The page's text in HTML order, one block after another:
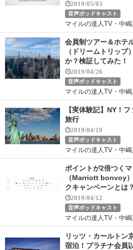
2019/05/03
音声ポッドキャスト
マイルの達人TV・中嶋
会員制ツアー＆ホテ
（ドリームトリップ
か？検証してみた！
2019/04/26
音声ポッドキャスト
マイルの達人TV・中嶋
【実体験記】NY！
旅行
2019/04/19
音声ポッドキャスト
マイルの達人TV・中嶋
ポイントが2倍つく
（Marriott bonvoy
クキャンペーンとは？
2019/04/12
音声ポッドキャスト
マイルの達人TV・中嶋
リッツ・カールトン
宿泊！プラチナ会員